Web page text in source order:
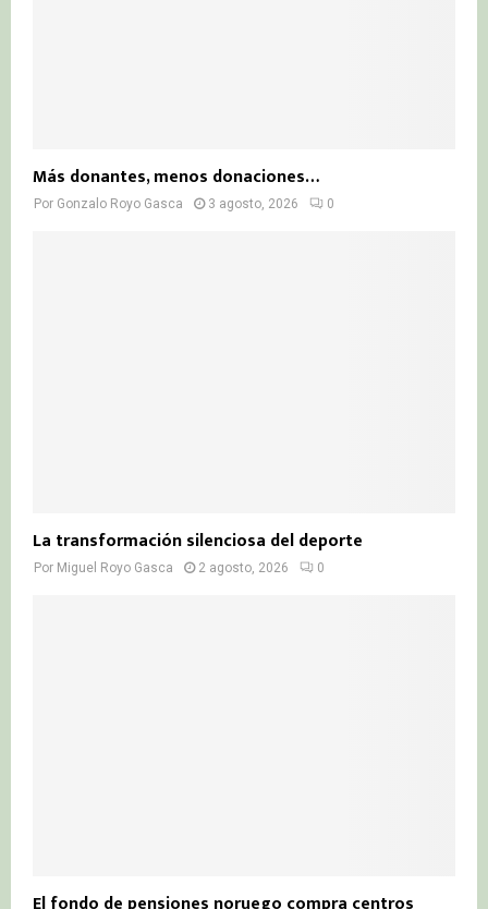
Más donantes, menos donaciones…
Por Gonzalo Royo Gasca 3 agosto, 2026 0
La transformación silenciosa del deporte
Por Miguel Royo Gasca 2 agosto, 2026 0